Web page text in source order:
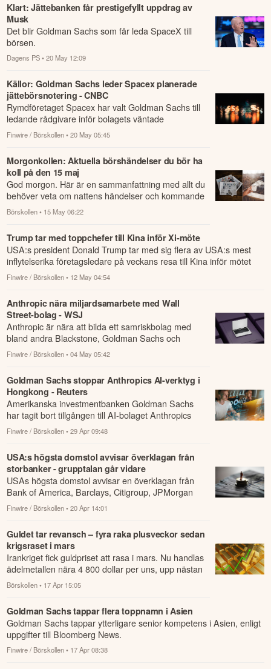
Klart: Jättebanken får prestigefyllt uppdrag av
Musk
Det blir Goldman Sachs som får leda SpaceX till
börsen.
Dagens PS • 20 May 12:09
Källor: Goldman Sachs leder Spacex planerade
jättebörsnotering - CNBC
Rymdföretaget Spacex har valt Goldman Sachs till
ledande rådgivare inför bolagets väntade
börsnotering, med Morgan Stanley därefter följt av...
Finwire / Börskollen • 20 May 05:45
Morgonkollen: Aktuella börshändelser du bör ha
koll på den 15 maj
God morgon. Här är en sammanfattning med allt du
behöver veta om nattens händelser och kommande
dagens viktigaste händelser på börsen.
Börskollen • 15 May 06:22
Trump tar med toppchefer till Kina inför Xi-möte
USA:s president Donald Trump tar med sig flera av USA:s mest
inflytelserika företagsledare på veckans resa till Kina inför mötet
med preside...
Finwire / Börskollen • 12 May 04:54
Anthropic nära miljardsamarbete med Wall
Street-bolag - WSJ
Anthropic är nära att bilda ett samriskbolag med
bland andra Blackstone, Goldman Sachs och
Hellman & Friedman för att sälja AI-verktyg till ...
Finwire / Börskollen • 04 May 05:42
Goldman Sachs stoppar Anthropics AI-verktyg i
Hongkong - Reuters
Amerikanska investmentbanken Goldman Sachs
har tagit bort tillgången till AI-bolaget Anthropics
modeller för sina bankanställda i Hongkong, ...
Finwire / Börskollen • 29 Apr 09:48
USA:s högsta domstol avvisar överklagan från
storbanker - grupptalan går vidare
USAs högsta domstol avvisar en överklagan från
Bank of America, Barclays, Citigroup, JPMorgan
Chase, Goldman Sachs och andra banker, vilket ...
Finwire / Börskollen • 20 Apr 14:01
Guldet tar revansch – fyra raka plusveckor sedan
krigsraset i mars
Irankriget fick guldpriset att rasa i mars. Nu handlas
ädelmetallen nära 4 800 dollar per uns, upp nästan
12 procent sedan årsskiftet, och W...
Börskollen • 17 Apr 15:05
Goldman Sachs tappar flera toppnamn i Asien
Goldman Sachs tappar ytterligare senior kompetens i Asien, enligt
uppgifter till Bloomberg News.
Finwire / Börskollen • 17 Apr 08:38